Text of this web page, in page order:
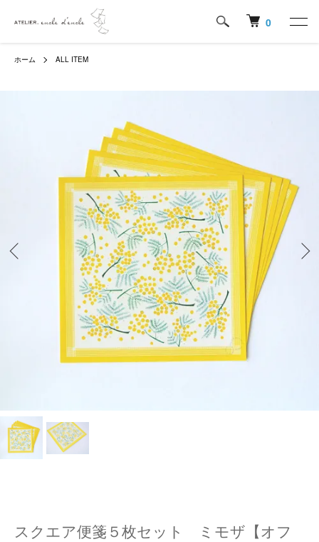
0
ホーム ALL ITEM
スクエア便箋５枚セット ミモザ【オフ